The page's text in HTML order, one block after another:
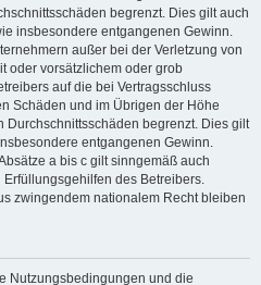
begrenzt. Dies gilt auch
insbesondere entgangenen Gewinn.
außer bei der Verletzung von
oder vorsätzlichem oder grob
auf die bei Vertragsschluss
Schäden und im Übrigen der Höhe
Durchschnittsschäden begrenzt. Dies gilt
entgangenen Gewinn.
a bis c gilt sinngemäß auch
des Betreibers.
zwingendem nationalem Recht bleiben
Nutzungsbedingungen und die